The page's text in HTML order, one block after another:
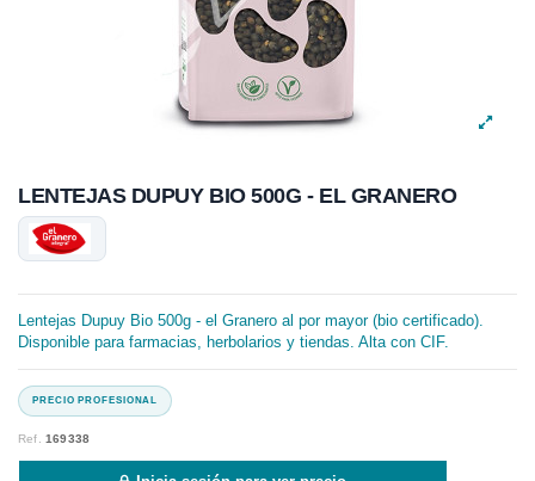
LENTEJAS DUPUY BIO 500G - EL GRANERO
Lentejas Dupuy Bio 500g - el Granero al por mayor (bio certificado).
Disponible para farmacias, herbolarios y tiendas. Alta con CIF.
Ref.169338